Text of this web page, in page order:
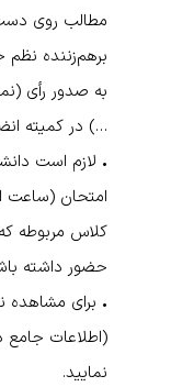
مطالب روی
برهم‌زننده
…) در کمیته
امتحان (ساعت
کلاس مربوطه
حضور داشته
• برای
نمایید.